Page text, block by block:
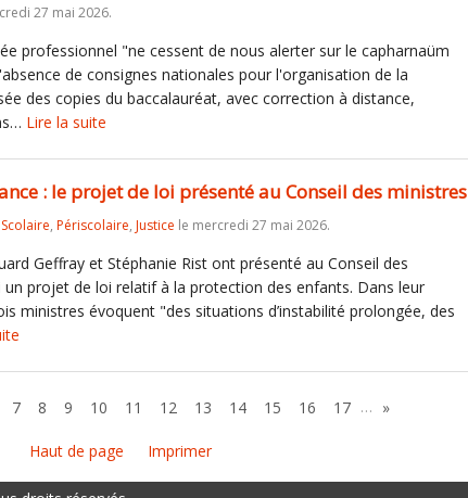
27 mai 2026.
professionnel "ne cessent de nous alerter sur le capharnaüm
de consignes nationales pour l'organisation de la
des copies du baccalauréat, avec correction à distance,
Lire la suite
: le projet de loi présenté au Conseil des ministres
Scolaire, Périscolaire, Justice le mercredi 27 mai 2026.
Geffray et Stéphanie Rist ont présenté au Conseil des
projet de loi relatif à la protection des enfants. Dans leur
ministres évoquent "des situations d’instabilité prolongée, des
7 8 9 10 11 12 13 14 15 16 17 … »
Haut de page Imprimer